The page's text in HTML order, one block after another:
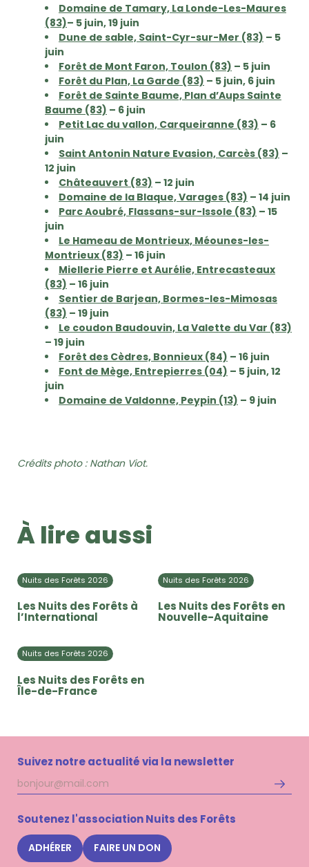
Domaine de Tamary, La Londe-Les-Maures
(83)– 5 juin, 19 juin
Dune de sable, Saint-Cyr-sur-Mer (83) – 5
juin
Forêt de Mont Faron, Toulon (83) – 5 juin
Forêt du Plan, La Garde (83) – 5 juin, 6 juin
Forêt de Sainte Baume, Plan d’Aups Sainte
Baume (83) – 6 juin
Petit Lac du vallon, Carqueiranne (83) – 6
juin
Saint Antonin Nature Evasion, Carcès (83) –
12 juin
Châteauvert (83) – 12 juin
Domaine de la Blaque, Varages (83) – 14 juin
Parc Aoubré, Flassans-sur-Issole (83) – 15
juin
Le Hameau de Montrieux, Méounes-les-
Montrieux (83) – 16 juin
Miellerie Pierre et Aurélie, Entrecasteaux
(83) – 16 juin
Sentier de Barjean, Bormes-les-Mimosas
(83) – 19 juin
Le coudon Baudouvin, La Valette du Var (83)
– 19 juin
Forêt des Cèdres, Bonnieux (84) – 16 juin
Font de Mège, Entrepierres (04) – 5 juin, 12
juin
Domaine de Valdonne, Peypin (13) – 9 juin
Crédits photo : Nathan Viot.
À lire aussi
Nuits des Forêts 2026
Les Nuits des Forêts à
l’International
Nuits des Forêts 2026
Les Nuits des Forêts en
Nouvelle-Aquitaine
Nuits des Forêts 2026
Les Nuits des Forêts en
Île-de-France
Suivez notre actualité via la newsletter
Adresse
mail
Soutenez l'association Nuits des Forêts
ADHÉRER FAIRE UN DON